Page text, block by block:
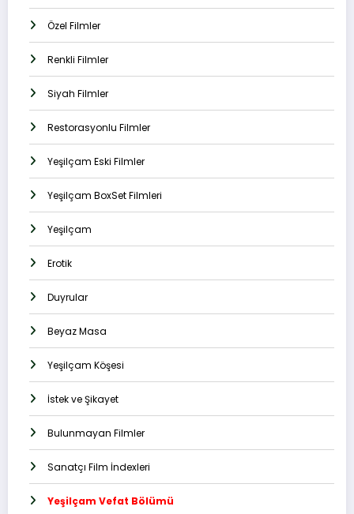
Özel Filmler
Renkli Filmler
Siyah Filmler
Restorasyonlu Filmler
Yeşilçam Eski Filmler
Yeşilçam BoxSet Filmleri
Yeşilçam
Erotik
Duyrular
Beyaz Masa
Yeşilçam Köşesi
İstek ve Şikayet
Bulunmayan Filmler
Sanatçı Film İndexleri
Yeşilçam Vefat Bölümü